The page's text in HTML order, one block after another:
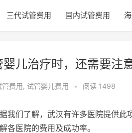
三代试管费用 国内试管费用
儿治疗时，还需要注
管费用, 试管婴儿费用 • 阅读 1498
我们了解，武汉有许多医院提供此
各医院的费用及成功率。